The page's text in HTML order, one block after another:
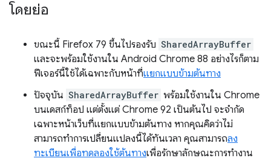
โดยย่อ
ขณะนี้ Firefox 79 ขึ้นไปรองรับ SharedArrayBuffer
และจะพร้อมใช้งานใน Android Chrome 88 อย่างไรก็ตาม
ฟีเจอร์นี้ใช้ได้เฉพาะกับหน้าที่แยกแบบข้ามต้นทาง
ปัจจุบัน SharedArrayBuffer พร้อมใช้งานใน Chrome
บนเดสก์ท็อป แต่ตั้งแต่ Chrome 92 เป็นต้นไป จะจำกัด
เฉพาะหน้าเว็บที่แยกแบบข้ามต้นทาง หากคุณคิดว่าไม่
สามารถทำการเปลี่ยนแปลงนี้ได้ทันเวลา คุณสามารถลง
ทะเบียนเพื่อทดลองใช้ต้นทางเพื่อรักษาลักษณะการทำงาน